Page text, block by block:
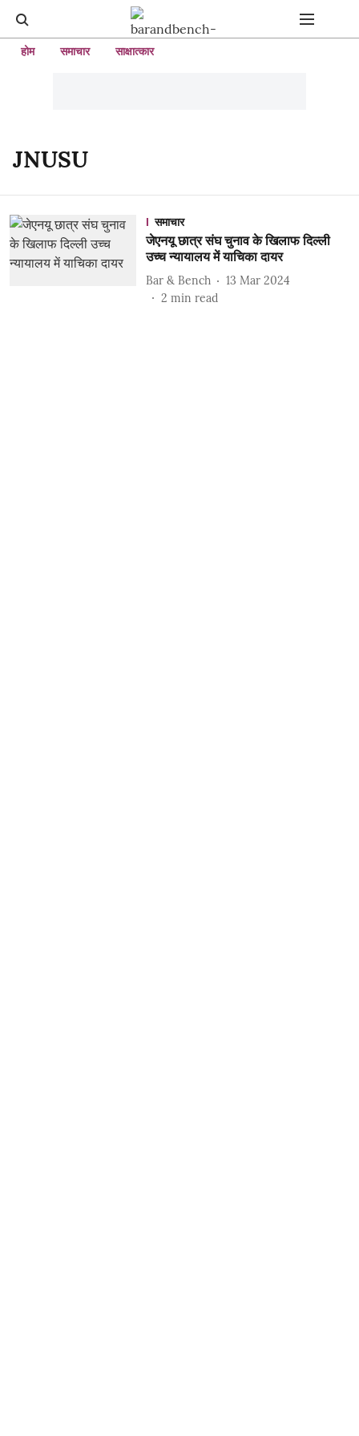
होम समाचार साक्षात्कार
JNUSU
समाचार
जेएनयू छात्र संघ चुनाव के खिलाफ दिल्ली
उच्च न्यायालय में याचिका दायर
Bar & Bench
13 Mar 2024
2 min read